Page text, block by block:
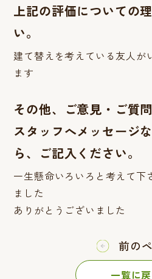
上記の評価についての
い。
建て替えを考えている友人が
ます
その他、ご意見・ご質
スタッフへメッセージ
ら、ご記入ください。
一生懸命いろいろと考えて下
ました
ありがとうございました
前の
一覧に